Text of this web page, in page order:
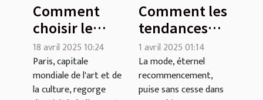
Comment
choisir le
meilleur jeu
d'évasion
thématique à
Paris
18 avril 2025 10:24
Paris, capitale
mondiale de l'art et de
la culture, regorge
Comment les
tendances
des années
70
influencent
la mode
1 avril 2025 01:14
La mode, éternel
recommencement,
puise sans cesse dans